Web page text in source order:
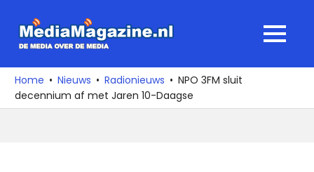
naar
media
over
de
MENU
Home Nieuws Radionieuws
NPO 3FM sluit
decennium af met Jaren 10-Daagse